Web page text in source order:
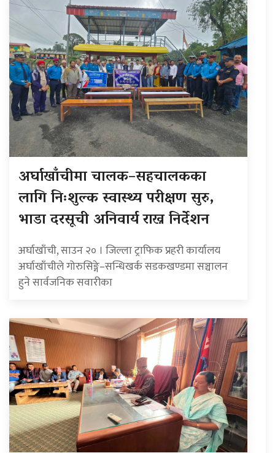
अर्घाखाँचीमा चालक–सहचालकका
लागि निःशुल्क स्वास्थ्य परीक्षण सुरु,
भाडा दरसूची अनिवार्य राख्न निर्देशन
अर्घाखाँची, साउन २० । जिल्ला ट्राफिक प्रहरी कार्यालय
अर्घाखाँचीले गोरुसिङ्गे–सन्धिखर्क सडकखण्डमा सञ्चालन
हुने सार्वजनिक सवारीका